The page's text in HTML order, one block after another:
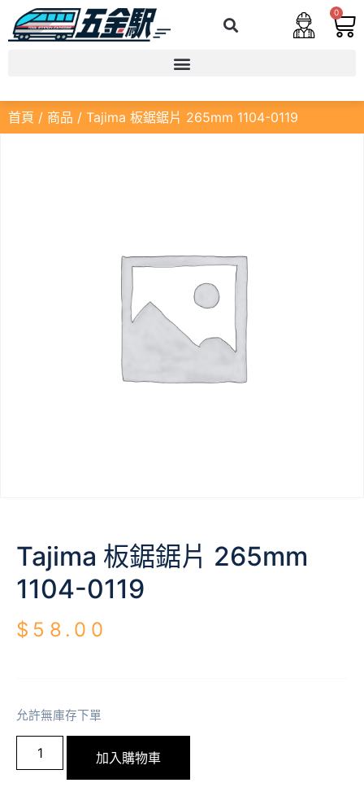
0
首頁 / 商品 / Tajima 板鋸鋸片 265mm 1104-0119
Tajima 板鋸鋸片 265mm
1104-0119
$ 58.00
允許無庫存下單
加入購物車